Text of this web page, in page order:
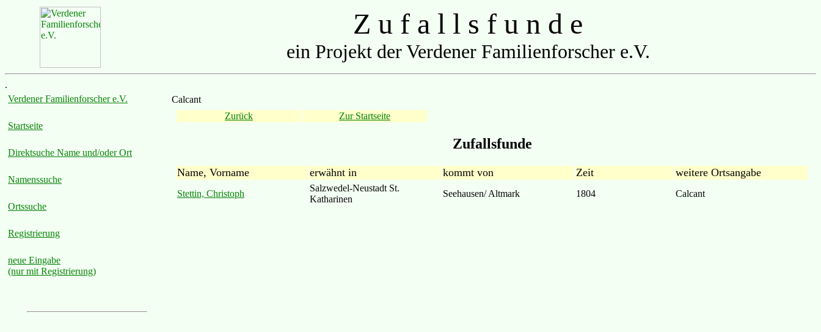
Z u f a l l s f u n d e
ein Projekt der Verdener Familienforscher e.V.
.
Verdener Familienforscher e.V.
Startseite
Direktsuche Name und/oder Ort
Namenssuche
Ortssuche
Registrierung
neue Eingabe
(nur mit Registrierung)
Calcant
Zurück
Zur Startseite
Zufallsfunde
Name, Vorname erwähnt in kommt von Zeit weitere Ortsangabe
Stettin, Christoph
Salzwedel-Neustadt St.
Katharinen
Seehausen/ Altmark 1804 Calcant